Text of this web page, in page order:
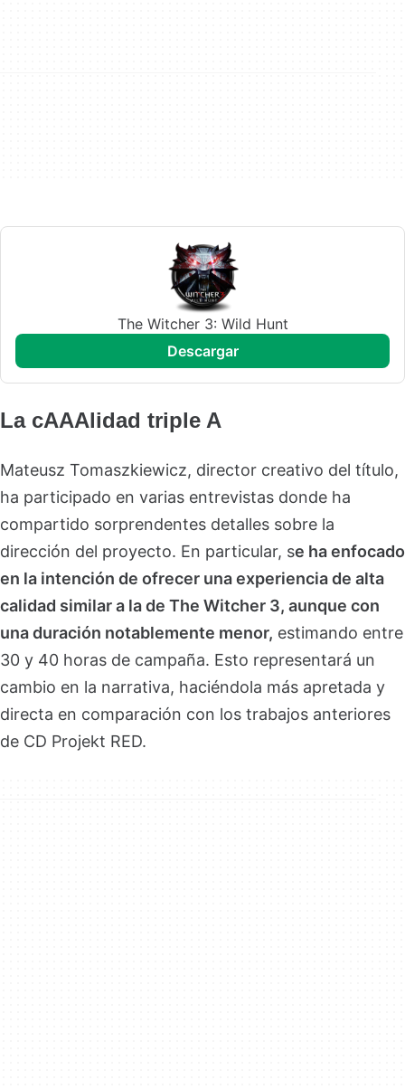
The Witcher 3: Wild Hunt
descargar
La cAAAlidad triple A
Mateusz Tomaszkiewicz, director creativo del título,
ha participado en varias entrevistas donde ha
compartido sorprendentes detalles sobre la
dirección del proyecto. En particular, se ha enfocado
en la intención de ofrecer una experiencia de alta
calidad similar a la de The Witcher 3, aunque con
una duración notablemente menor, estimando entre
30 y 40 horas de campaña. Esto representará un
cambio en la narrativa, haciéndola más apretada y
directa en comparación con los trabajos anteriores
de CD Projekt RED.